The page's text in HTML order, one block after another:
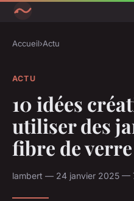
Accueil›Actu
ACTU
10 idées
utiliser des
fibre de verre
lambert — 24 janvier 2025 —